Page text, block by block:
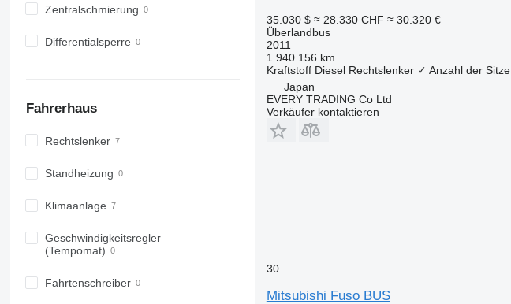
Zentralschmierung
Differentialsperre
Fahrerhaus
Rechtslenker
Standheizung
Klimaanlage
Geschwindigkeitsregler
(Tempomat)
Fahrtenschreiber
35.030 $ ≈ 28.330 CHF ≈ 30.320 €
Überlandbus
2011
1.940.156 km
Kraftstoff Diesel Rechtslenker ✓ Anzahl der Sitze
Japan
EVERY TRADING Co Ltd
Verkäufer kontaktieren
30
Mitsubishi Fuso BUS